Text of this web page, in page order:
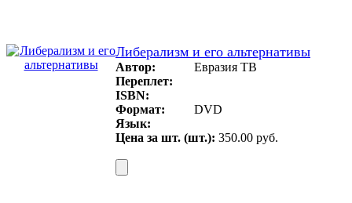
Либерализм и его альтернативы
Автор:
Евразия ТВ
Переплет:
ISBN:
Формат:
DVD
Язык:
Цена за шт. (шт.): 350.00 руб.